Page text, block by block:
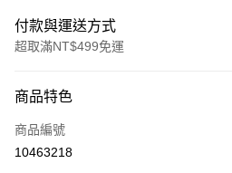
付款與運送方式
超取滿NT$499免運
信用卡一次付款
LINE Pay
商品特色
商品編號
10463218